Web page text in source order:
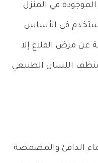
في المنزل
تستخدم في الأساس
عن مرض القلاع إلا
منظف اللسان الطبيعي
الدافئ والمضمضة